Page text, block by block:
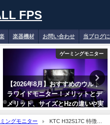
FPS
楽器機材 お問い合わせ 当ブログ
ゲーミングモニター
【2026年8月】おすすめのウルト
ラワイドモニター！メリットとデ
メリット、サイズとHzの違いや実
際の使用感について！
ングモニター
KTC H32S17C 特徴と